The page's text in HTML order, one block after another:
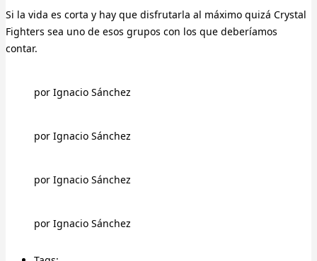
Si la vida es corta y hay que disfrutarla al máximo quizá Crystal
Fighters sea uno de esos grupos con los que deberíamos
contar.
por Ignacio Sánchez
por Ignacio Sánchez
por Ignacio Sánchez
por Ignacio Sánchez